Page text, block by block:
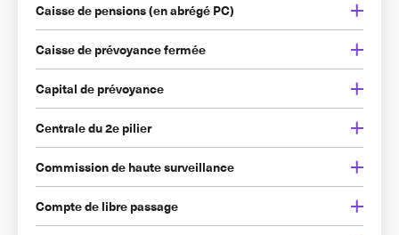
Caisse de pensions (en abrégé PC)
Caisse de prévoyance fermée
Capital de prévoyance
Centrale du 2e pilier
Commission de haute surveillance
Compte de libre passage